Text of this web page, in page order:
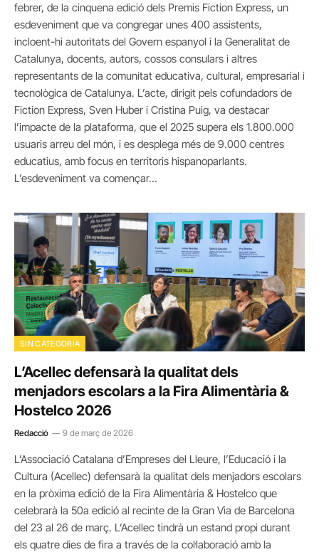
febrer, de la cinquena edició dels Premis Fiction Express, un
esdeveniment que va congregar unes 400 assistents,
incloent-hi autoritats del Govern espanyol i la Generalitat de
Catalunya, docents, autors, cossos consulars i altres
representants de la comunitat educativa, cultural, empresarial i
tecnològica de Catalunya. L’acte, dirigit pels cofundadors de
Fiction Express, Sven Huber i Cristina Puig, va destacar
l’impacte de la plataforma, que el 2025 supera els 1.800.000
usuaris arreu del món, i es desplega més de 9.000 centres
educatius, amb focus en territoris hispanoparlants.
L’esdeveniment va començar…
SIN CATEGORÍA
L’Acellec defensarà la qualitat dels
menjadors escolars a la Fira Alimentària &
Hostelco 2026
Redacció 9 de març de 2026
L’Associació Catalana d’Empreses del Lleure, l’Educació i la
Cultura (Acellec) defensarà la qualitat dels menjadors escolars
en la pròxima edició de la Fira Alimentària & Hostelco que
celebrarà la 50a edició al recinte de la Gran Via de Barcelona
del 23 al 26 de març. L’Acellec tindrà un estand propi durant
els quatre dies de fira a través de la col·laboració amb la